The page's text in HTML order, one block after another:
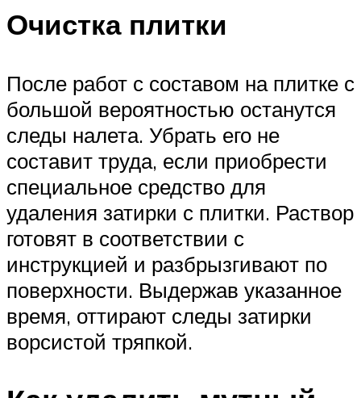
Очистка плитки
После работ с составом на плитке с
большой вероятностью останутся
следы налета. Убрать его не
составит труда, если приобрести
специальное средство для
удаления затирки с плитки. Раствор
готовят в соответствии с
инструкцией и разбрызгивают по
поверхности. Выдержав указанное
время, оттирают следы затирки
ворсистой тряпкой.